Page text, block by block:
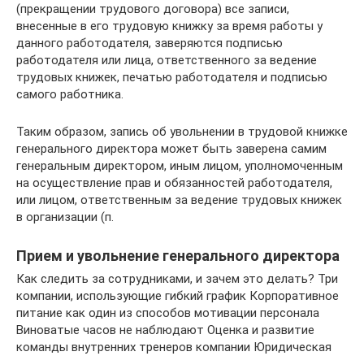
(прекращении трудового договора) все записи,
внесенные в его трудовую книжку за время работы у
данного работодателя, заверяются подписью
работодателя или лица, ответственного за ведение
трудовых книжек, печатью работодателя и подписью
самого работника.
Таким образом, запись об увольнении в трудовой книжке
генерального директора может быть заверена самим
генеральным директором, иным лицом, уполномоченным
на осуществление прав и обязанностей работодателя,
или лицом, ответственным за ведение трудовых книжек
в организации (п.
Прием и увольнение генерального директора
Как следить за сотрудниками, и зачем это делать? Три
компании, использующие гибкий график Корпоративное
питание как один из способов мотивации персонала
Виноватые часов не наблюдают Оценка и развитие
команды внутренних тренеров компании Юридическая